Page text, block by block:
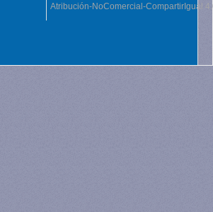
Atribución-NoComercial-CompartirIgual